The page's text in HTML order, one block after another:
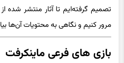
تصمیم گرفته‌ایم تا آثار منتشر شده از
مرور کنیم و نگاهی به محتویات آن‌ها
بازی‌ های فرعی ماینکرفت